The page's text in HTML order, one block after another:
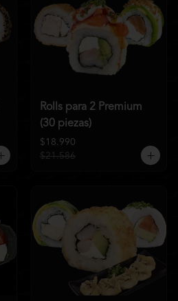
Rolls para 2 Premium
(30 piezas)
$18.990
$21.586